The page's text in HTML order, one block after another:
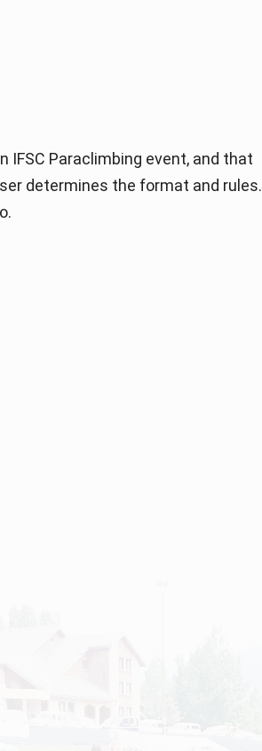
Paraclimbing event, and that
determines the format and rules.